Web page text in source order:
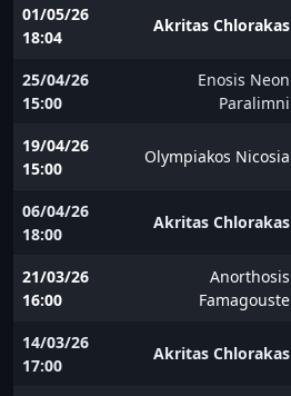
01/05/26
18:04
Akritas Chlorakas
25/04/26
15:00
Enosis Neon
Paralimni
19/04/26
15:00
Olympiakos Nicosia
06/04/26
18:00
Akritas Chlorakas
21/03/26
16:00
Anorthosis
Famagouste
14/03/26
17:00
Akritas Chlorakas